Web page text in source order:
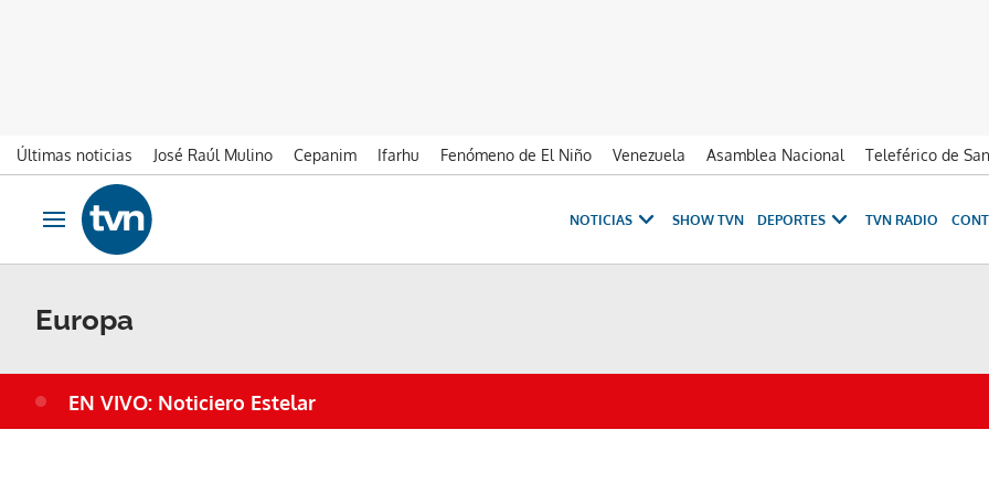
Últimas noticias José Raúl Mulino Cepanim Ifarhu Fenómeno de El Niño Venezuela Asamblea Nacional Teleférico de
Ir al contenido
Obrir navegació
NOTICIAS SHOW TVN DEPORTES TVN RADIO
Europa
EN VIVO: Noticiero Estelar